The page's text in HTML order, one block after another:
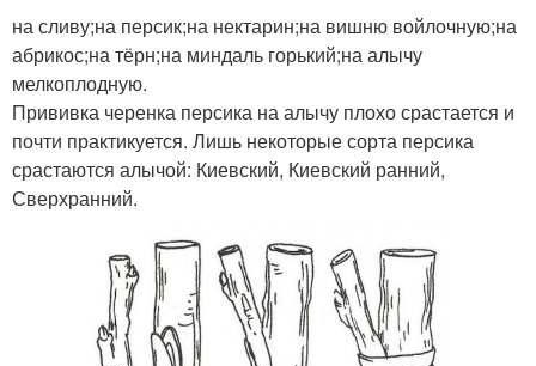
на сливу;на персик;на нектарин;на вишню войлочную;на
абрикос;на тёрн;на миндаль горький;на алычу
мелкоплодную.
Прививка черенка персика на алычу плохо срастается и
почти практикуется. Лишь некоторые сорта персика
срастаются алычой: Киевский, Киевский ранний,
Сверхранний.